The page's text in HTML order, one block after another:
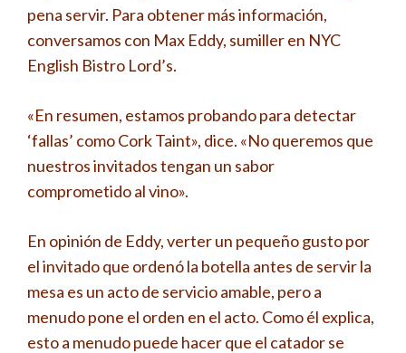
pena servir. Para obtener más información,
conversamos con Max Eddy, sumiller en NYC
English Bistro Lord’s.
«En resumen, estamos probando para detectar
‘fallas’ como Cork Taint», dice. «No queremos que
nuestros invitados tengan un sabor
comprometido al vino».
En opinión de Eddy, verter un pequeño gusto por
el invitado que ordenó la botella antes de servir la
mesa es un acto de servicio amable, pero a
menudo pone el orden en el acto. Como él explica,
esto a menudo puede hacer que el catador se